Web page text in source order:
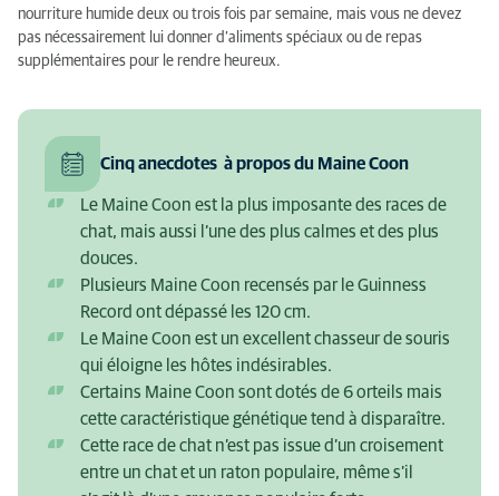
nourriture humide deux ou trois fois par semaine, mais vous ne devez
pas nécessairement lui donner d’aliments spéciaux ou de repas
supplémentaires pour le rendre heureux.
Cinq anecdotes à propos du Maine Coon
Le Maine Coon est la plus imposante des races de
chat, mais aussi l’une des plus calmes et des plus
douces.
Plusieurs Maine Coon recensés par le Guinness
Record ont dépassé les 120 cm.
Le Maine Coon est un excellent chasseur de souris
qui éloigne les hôtes indésirables.
Certains Maine Coon sont dotés de 6 orteils mais
cette caractéristique génétique tend à disparaître.
Cette race de chat n’est pas issue d’un croisement
entre un chat et un raton populaire, même s’il